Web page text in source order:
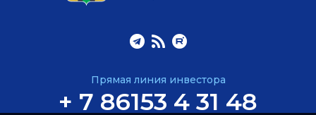
Прямая линия инвестора
+ 7 86153 4 31 48